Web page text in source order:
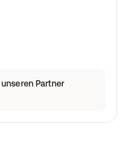
und Panthenol, entfernt
Partner